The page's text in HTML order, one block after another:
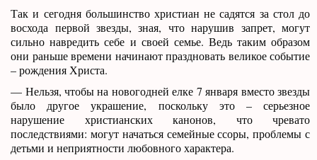
Так и сегодня большинство христиан не садятся за стол до
восхода первой звезды, зная, что нарушив запрет, могут
сильно навредить себе и своей семье. Ведь таким образом
они раньше времени начинают праздновать великое событие
– рождения Христа.
— Нельзя, чтобы на новогодней елке 7 января вместо звезды
было другое украшение, поскольку это – серьезное
нарушение христианских канонов, что чревато
последствиями: могут начаться семейные ссоры, проблемы с
детьми и неприятности любовного характера.